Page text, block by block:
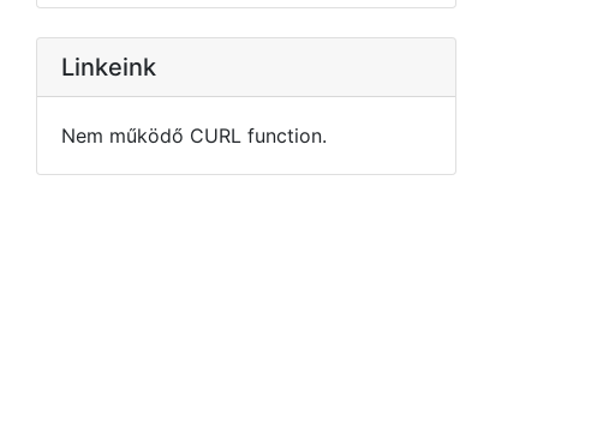
Linkeink
Nem működő CURL function.